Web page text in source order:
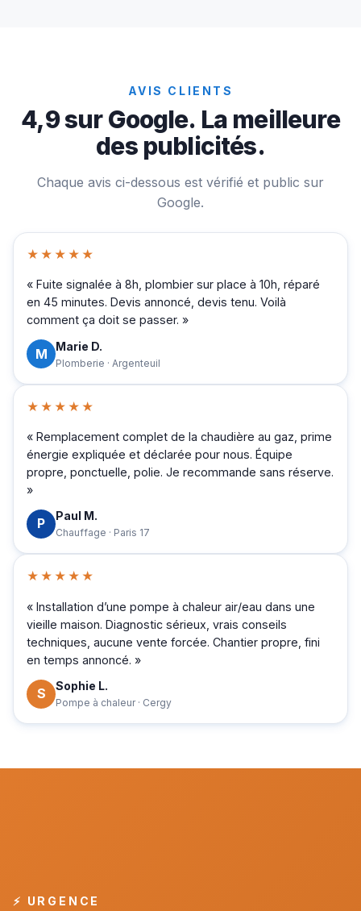
AVIS CLIENTS
4,9 sur Google. La meilleure
des publicités.
Chaque avis ci-dessous est vérifié et public sur
Google.
★★★★★
« Fuite signalée à 8h, plombier sur place à 10h, réparé
en 45 minutes. Devis annoncé, devis tenu. Voilà
comment ça doit se passer. »
M Marie D.
Plomberie · Argenteuil
★★★★★
« Remplacement complet de la chaudière au gaz, prime
énergie expliquée et déclarée pour nous. Équipe
propre, ponctuelle, polie. Je recommande sans réserve.
»
P Paul M.
Chauffage · Paris 17
★★★★★
« Installation d’une pompe à chaleur air/eau dans une
vieille maison. Diagnostic sérieux, vrais conseils
techniques, aucune vente forcée. Chantier propre, fini
en temps annoncé. »
S Sophie L.
Pompe à chaleur · Cergy
⚡ URGENCE